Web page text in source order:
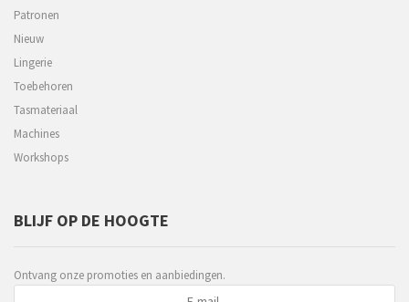
Patronen
Nieuw
Lingerie
Toebehoren
Tasmateriaal
Machines
Workshops
BLIJF OP DE HOOGTE
Ontvang onze promoties en aanbiedingen.